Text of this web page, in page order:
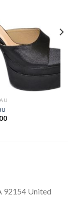
92154 United